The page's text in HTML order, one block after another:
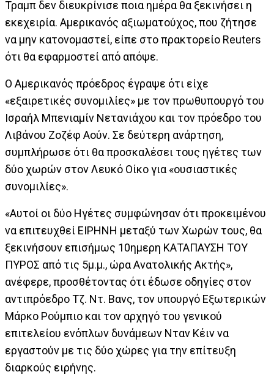
Τραμπ δεν διευκρίνισε ποια ημέρα θα ξεκινήσει η
εκεχειρία. Αμερικανός αξιωματούχος, που ζήτησε
να μην κατονομαστεί, είπε στο πρακτορείο Reuters
ότι θα εφαρμοστεί από απόψε.
Ο Αμερικανός πρόεδρος έγραψε ότι είχε
«εξαιρετικές συνομιλίες» με τον πρωθυπουργό του
Ισραήλ Μπενιαμίν Νετανιάχου και τον πρόεδρο του
Λιβάνου Ζοζέφ Αούν. Σε δεύτερη ανάρτηση,
συμπλήρωσε ότι θα προσκαλέσει τους ηγέτες των
δύο χωρών στον Λευκό Οίκο για «ουσιαστικές
συνομιλίες».
«Αυτοί οι δύο Ηγέτες συμφώνησαν ότι προκειμένου
να επιτευχθεί ΕΙΡΗΝΗ μεταξύ των Χωρών τους, θα
ξεκινήσουν επισήμως 10ημερη ΚΑΤΑΠΑΥΣΗ ΤΟΥ
ΠΥΡΟΣ από τις 5μ.μ., ώρα Ανατολικής Ακτής»,
ανέφερε, προσθέτοντας ότι έδωσε οδηγίες στον
αντιπρόεδρο Τζ. Ντ. Βανς, τον υπουργό Εξωτερικών
Μάρκο Ρούμπιο και τον αρχηγό του γενικού
επιτελείου ενόπλων δυνάμεων Νταν Κέιν να
εργαστούν με τις δύο χώρες για την επίτευξη
διαρκούς ειρήνης.